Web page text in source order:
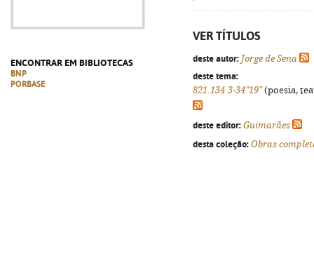
ENCONTRAR EM BIBLIOTECAS
BNP
PORBASE
VER TÍTULOS
deste autor: Jorge de Sena
deste tema:
821.134.3-34"19"(poesia,
deste editor: Guimarães
desta coleção: Obras